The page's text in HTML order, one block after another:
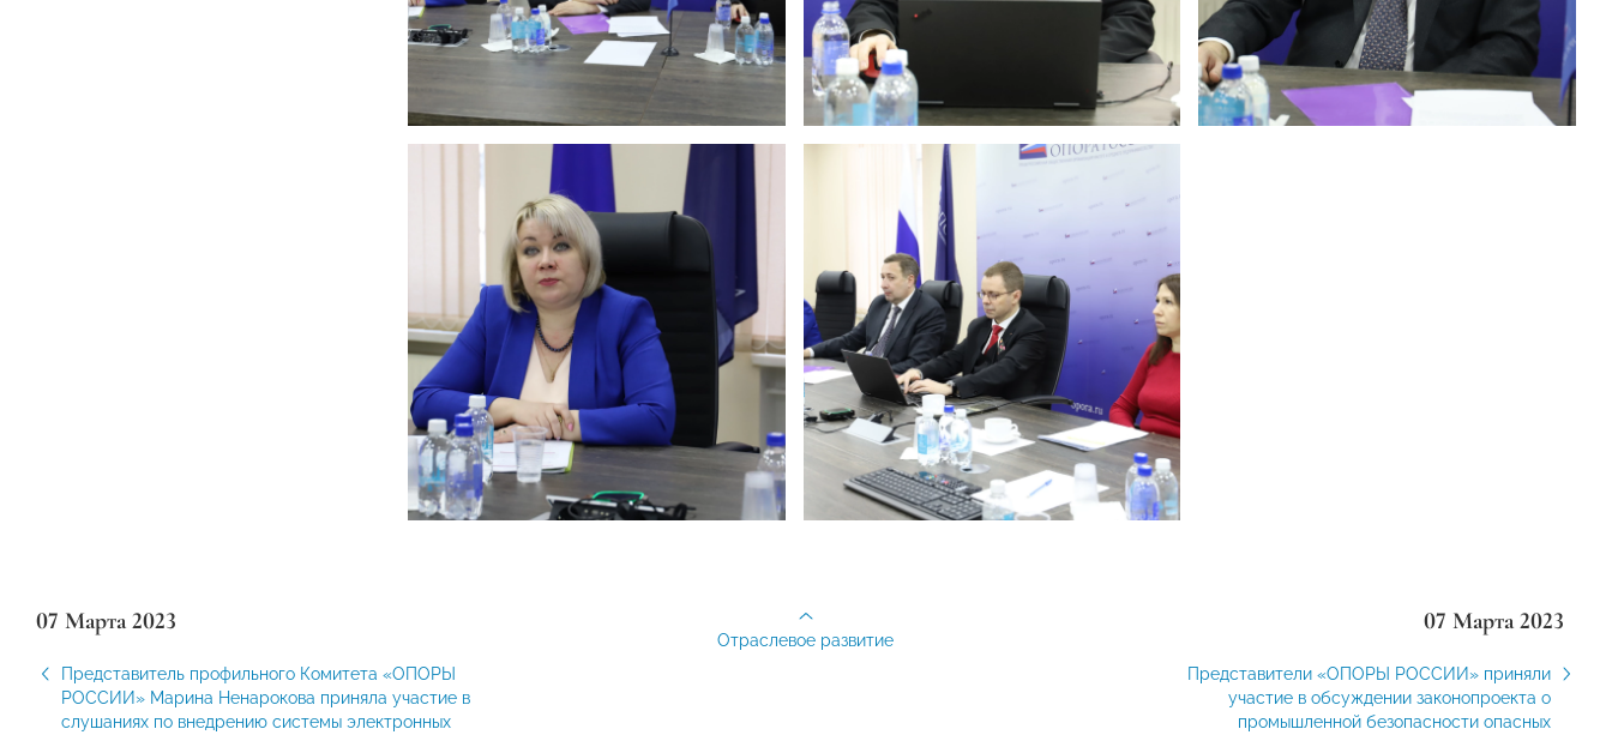
07 Марта 2023
Представитель профильного Комитета «ОПОРЫ
РОССИИ» Марина Ненарокова приняла участие в
слушаниях по внедрению системы электронных
07 Марта 2023
Представители «ОПОРЫ РОССИИ» приняли
участие в обсуждении законопроекта о
промышленной безопасности опасных
Отраслевое развитие